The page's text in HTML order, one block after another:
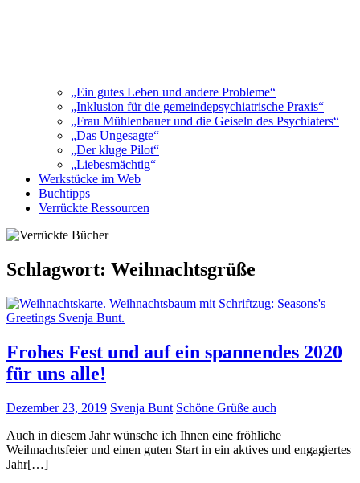
„Ein gutes Leben und andere Probleme“
„Inklusion für die gemeindepsychiatrische Praxis“
„Frau Mühlenbauer und die Geiseln des Psychiaters“
„Das Ungesagte“
„Der kluge Pilot“
„Liebesmächtig“
Werkstücke im Web
Buchtipps
Verrückte Ressourcen
Schlagwort: Weihnachtsgrüße
Frohes Fest und auf ein spannendes 2020
für uns alle!
Dezember 23, 2019 Svenja Bunt Schöne Grüße auch
Auch in diesem Jahr wünsche ich Ihnen eine fröhliche
Weihnachtsfeier und einen guten Start in ein aktives und engagiertes
Jahr[…]